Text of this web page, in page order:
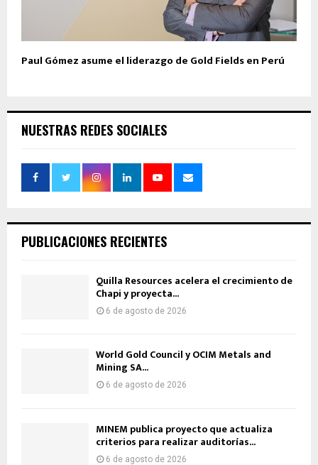
Paul Gómez asume el liderazgo de Gold Fields en Perú
NUESTRAS REDES SOCIALES
PUBLICACIONES RECIENTES
Quilla Resources acelera el crecimiento de
Chapi y proyecta...
6 de agosto de 2026
World Gold Council y OCIM Metals and
Mining SA...
6 de agosto de 2026
MINEM publica proyecto que actualiza
criterios para realizar auditorías...
6 de agosto de 2026